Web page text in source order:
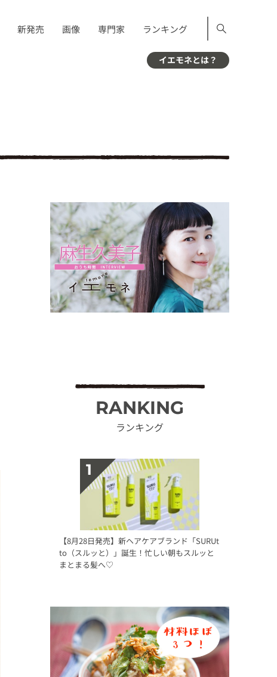
新発売 画像 専門家 ランキング
イエモネとは？
RANKING
ランキング
【8月28日発売】新ヘアケアブランド「SURUt
to（スルッと）」誕生！忙しい朝もスルッと
まとまる髪へ♡